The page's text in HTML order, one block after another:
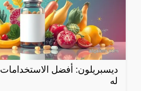
ديسبريلون: أفضل الاستخدامات
له